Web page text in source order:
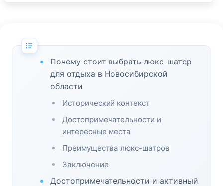
Почему стоит выбрать люкс-шатер
для отдыха в Новосибирской
области
Исторический контекст
Достопримечательности и
интересные места
Преимущества люкс-шатров
Заключение
Достопримечательности и активный